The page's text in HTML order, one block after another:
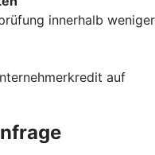
innerhalb weniger
auf